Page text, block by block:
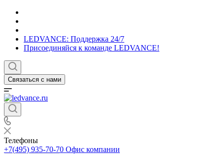
LEDVANCE: Поддержка 24/7
Присоединяйся к команде LEDVANCE!
Связаться с нами
Телефоны
+7(495) 935-70-70 Офис компании